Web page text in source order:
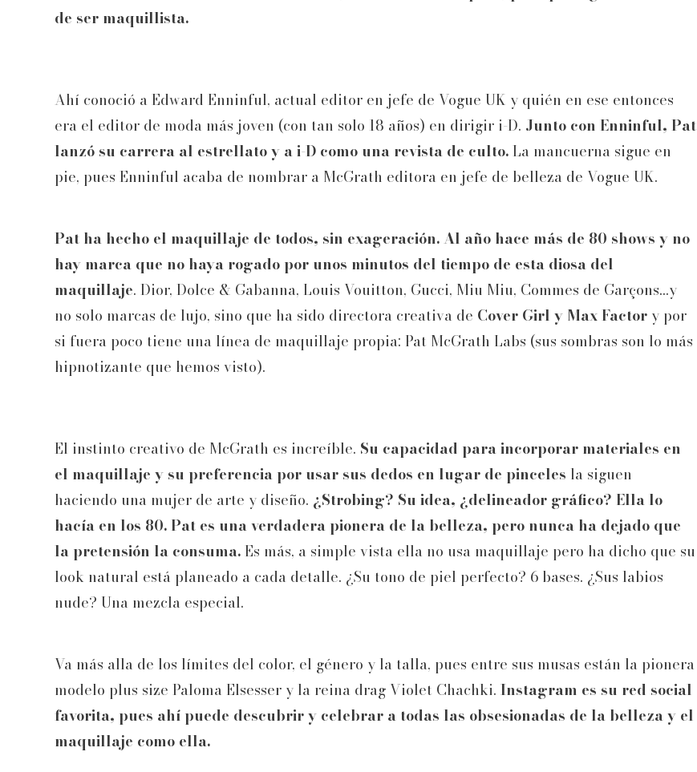
de ser maquillista.
Ahí conoció a Edward Enninful, actual editor en jefe de Vogue UK y quién en ese entonces
era el editor de moda más joven (con tan solo 18 años) en dirigir i-D. Junto con Enninful, Pat
lanzó su carrera al estrellato y a i-D como una revista de culto.La mancuerna sigue en
pie, pues Enninful acaba de nombrar a McGrath editora en jefe de belleza de Vogue UK.
Pat ha hecho el maquillaje de todos, sin exageración. Al año hace más de 80 shows y no
hay marca que no haya rogado por unos minutos del tiempo de esta diosa del
maquillaje. Dior, Dolce & Gabanna, Louis Vouitton, Gucci, Miu Miu, Commes de Garçons...y
no solo marcas de lujo, sino que ha sido directora creativa de Cover Girl y Max Factor y por
si fuera poco tiene una línea de maquillaje propia: Pat McGrath Labs (sus sombras son lo más
hipnotizante que hemos visto).
El instinto creativo de McGrath es increíble. Su capacidad para incorporar materiales en
el maquillaje y su preferencia por usar sus dedos en lugar de pinceles la siguen
haciendo una mujer de arte y diseño. ¿Strobing? Su idea, ¿delineador gráfico? Ella lo
hacía en los 80. Pat es una verdadera pionera de la belleza, pero nunca ha dejado que
la pretensión la consuma.Es más, a simple vista ella no usa maquillaje pero ha dicho que su
look natural está planeado a cada detalle. ¿Su tono de piel perfecto? 6 bases. ¿Sus labios
nude? Una mezcla especial.
Va más alla de los límites del color, el género y la talla, pues entre sus musas están la pionera
modelo plus size Paloma Elsesser y la reina drag Violet Chachki. Instagram es su red social
favorita, pues ahí puede descubrir y celebrar a todas las obsesionadas de la belleza y el
maquillaje como ella.